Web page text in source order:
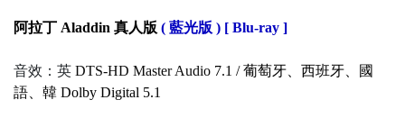
阿拉丁 Aladdin 真人版 ( 藍光版 ) [ Blu-ray ]
音效：英 DTS-HD Master Audio 7.1 / 葡萄牙、西班牙、國
語、韓 Dolby Digital 5.1